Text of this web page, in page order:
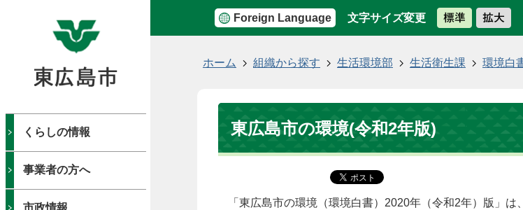
Foreign Language 文字サイズ変更
くらしの情報
事業者の方へ
市政情報
ホーム 組織から探す 生活環境部 生活衛生課 環境白
東広島市の環境(令和2年版)
「東広島市の環境（環境白書）2020年（令和2年）版」